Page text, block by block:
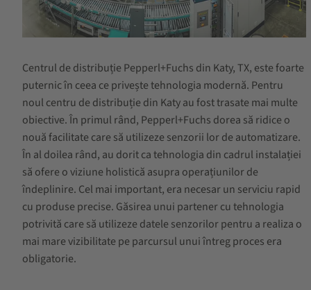
Centrul de distribuție Pepperl+Fuchs din Katy, TX, este foarte
puternic în ceea ce privește tehnologia modernă. Pentru
noul centru de distribuție din Katy au fost trasate mai multe
obiective. În primul rând, Pepperl+Fuchs dorea să ridice o
nouă facilitate care să utilizeze senzorii lor de automatizare.
În al doilea rând, au dorit ca tehnologia din cadrul instalației
să ofere o viziune holistică asupra operațiunilor de
îndeplinire. Cel mai important, era necesar un serviciu rapid
cu produse precise. Găsirea unui partener cu tehnologia
potrivită care să utilizeze datele senzorilor pentru a realiza o
mai mare vizibilitate pe parcursul unui întreg proces era
obligatorie.